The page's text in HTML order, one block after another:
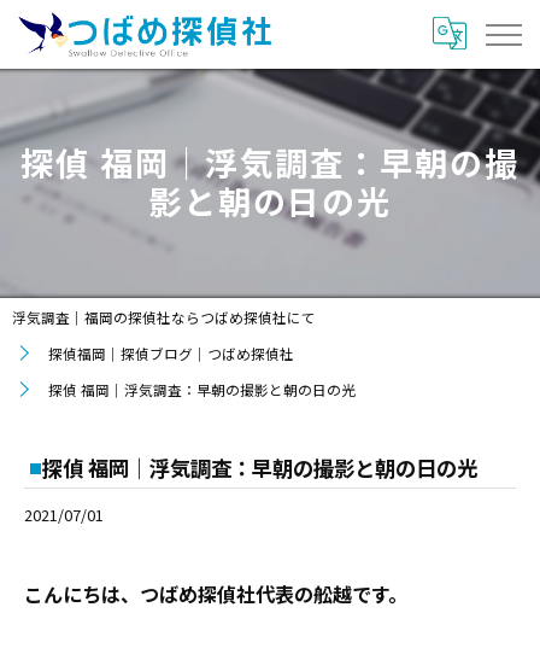
探偵 福岡｜浮気調査：早朝の撮
影と朝の日の光
浮気調査｜福岡の探偵社ならつばめ探偵社にて
探偵福岡｜探偵ブログ｜つばめ探偵社
探偵 福岡｜浮気調査：早朝の撮影と朝の日の光
探偵 福岡｜浮気調査：早朝の撮影と朝の日の光
2021/07/01
こんにちは、つばめ探偵社代表の舩越です。